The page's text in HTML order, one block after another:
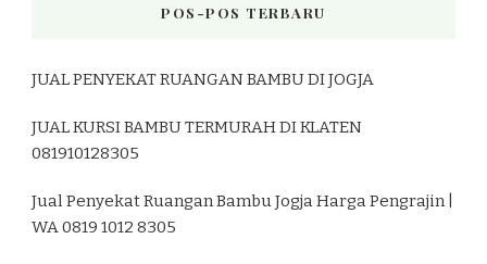
POS-POS TERBARU
JUAL PENYEKAT RUANGAN BAMBU DI JOGJA
JUAL KURSI BAMBU TERMURAH DI KLATEN
081910128305
Jual Penyekat Ruangan Bambu Jogja Harga Pengrajin |
WA 0819 1012 8305